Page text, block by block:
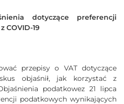
dotyczące preferencji
COVID-19
przepisy o VAT dotyczące
objaśnił, jak korzystać z
podatkowez 21 lipca
podatkowych wynikających